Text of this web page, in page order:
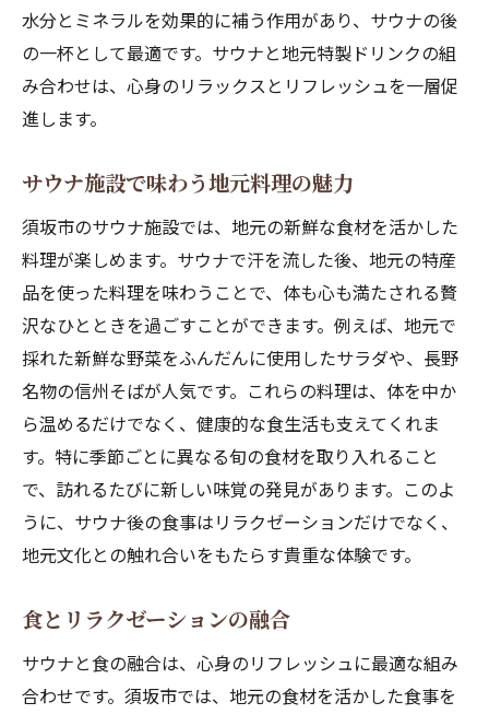
水分とミネラルを効果的に補う作用があり、サウナの後
の一杯として最適です。サウナと地元特製ドリンクの組
み合わせは、心身のリラックスとリフレッシュを一層促
進します。
サウナ施設で味わう地元料理の魅力
須坂市のサウナ施設では、地元の新鮮な食材を活かした
料理が楽しめます。サウナで汗を流した後、地元の特産
品を使った料理を味わうことで、体も心も満たされる贅
沢なひとときを過ごすことができます。例えば、地元で
採れた新鮮な野菜をふんだんに使用したサラダや、長野
名物の信州そばが人気です。これらの料理は、体を中か
ら温めるだけでなく、健康的な食生活も支えてくれま
す。特に季節ごとに異なる旬の食材を取り入れること
で、訪れるたびに新しい味覚の発見があります。このよ
うに、サウナ後の食事はリラクゼーションだけでなく、
地元文化との触れ合いをもたらす貴重な体験です。
食とリラクゼーションの融合
サウナと食の融合は、心身のリフレッシュに最適な組み
合わせです。須坂市では、地元の食材を活かした食事を